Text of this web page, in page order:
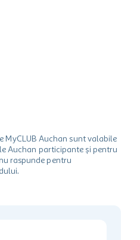
MyCLUB Auchan sunt valabile
Auchan participante și pentru
raspunde pentru